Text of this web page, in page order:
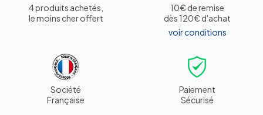
4 produits achetés,
le moins cher offert
10€ de remise
dès 120€ d'achat
voir conditions
Société
Française
Paiement
Sécurisé